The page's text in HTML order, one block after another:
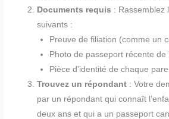
Documents requis : Rassemblez
suivants :
Preuve de filiation (comme un
Photo de passeport récente de
Pièce d’identité de chaque
Trouvez un répondant : Votre
par un répondant qui connaît
deux ans et qui a un passeport